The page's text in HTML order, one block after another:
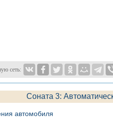
сеть:
Соната 3:
автомобиля